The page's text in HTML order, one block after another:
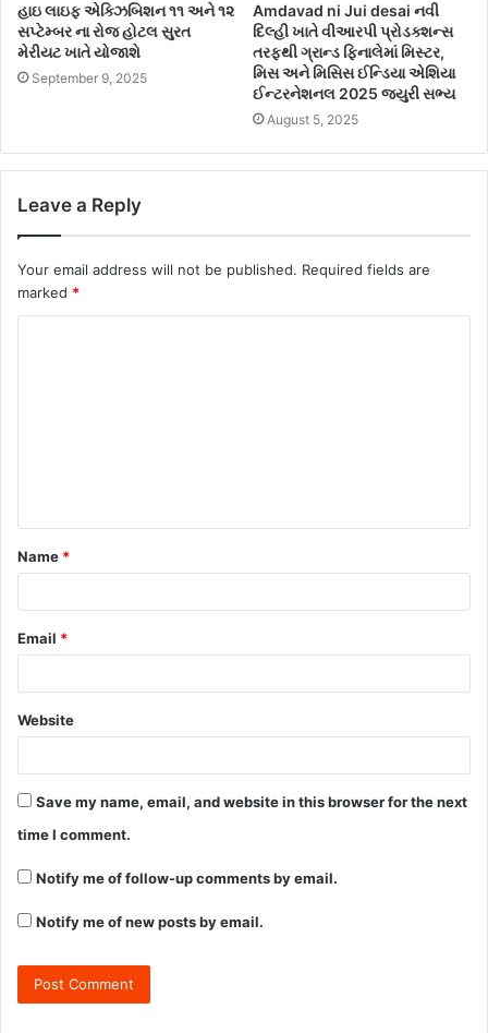
હાઇ લાઇફ એક્ઝિબિશન ૧૧ અને ૧૨
સપ્ટેમ્બર ના રોજ હોટલ સુરત
મેરીયટ ખાતે યોજાશે
September 9, 2025
Amdavad ni Jui desai નવી
દિલ્હી ખાતે વીઆરપી પ્રોડક્શન્સ
તરફથી ગ્રાન્ડ ફિનાલેમાં મિસ્ટર,
મિસ અને મિસિસ ઈન્ડિયા એશિયા
ઈન્ટરનેશનલ 2025 જ્યુરી સભ્ય
August 5, 2025
Leave a Reply
Your email address will not be published. Required fields are
marked *
Name *
Email *
Website
Save my name, email, and website in this browser for the next
time I comment.
Notify me of follow-up comments by email.
Notify me of new posts by email.